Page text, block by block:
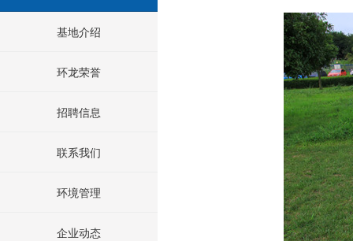
基地介绍
环龙荣誉
招聘信息
联系我们
环境管理
企业动态